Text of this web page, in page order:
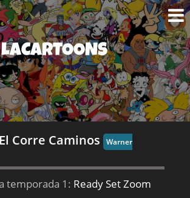
LACARTOONS
Corre Caminos Warner
temporada 1: Ready Set Zoom